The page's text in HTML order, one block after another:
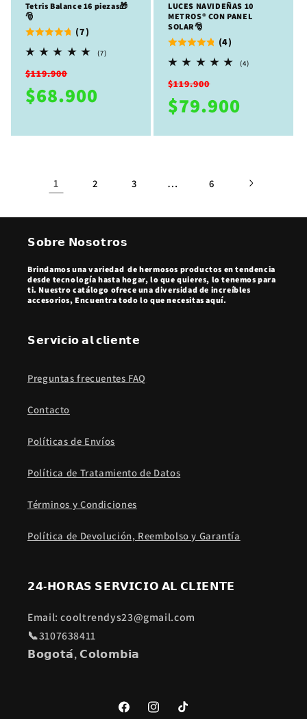
Tetris Balance 16 piezas🎁
🎅
(7)
(7)7
Precio
habitual
$119.900
de
oferta
$68.900
LUCES NAVIDEÑAS 10
METROS®️ CON PANEL
SOLAR🎅
(4)
(4)4
Precio
habitual
$119.900
de
oferta
$79.900
1 2 3 … 6
𝗦𝗼𝗯𝗿𝗲 𝗡𝗼𝘀𝗼𝘁𝗿𝗼𝘀
Brindamos una variedad de hermosos productos en tendencia
desde tecnología hasta hogar, lo que quieres, lo tenemos para
ti. Nuestro catálogo ofrece una diversidad de increíbles
accesorios, Encuentra todo lo que necesitas aquí.
𝗦𝗲𝗿𝘃𝗶𝗰𝗶𝗼 𝗮𝗹 𝗰𝗹𝗶𝗲𝗻𝘁𝗲
Preguntas frecuentes FAQ
Contacto
Políticas de Envíos
Política de Tratamiento de Datos
Términos y Condiciones
Política de Devolución, Reembolso y Garantía
𝟮𝟰-𝗛𝗢𝗥𝗔𝗦 𝗦𝗘𝗥𝗩𝗜𝗖𝗜𝗢 𝗔𝗟 𝗖𝗟𝗜𝗘𝗡𝗧𝗘
Email: cooltrendys23@gmail.com⁣
📞3107638411⁣
𝗕𝗼𝗴𝗼𝘁𝗮́, 𝗖𝗼𝗹𝗼𝗺𝗯𝗶𝗮
FacebookInstagramTikTok